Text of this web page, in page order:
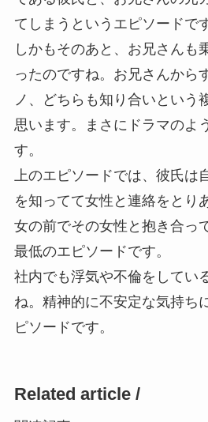
てしまうというエピソードで
しかもそのあと、お兄さんも
ったのですね。お兄さんから
ノ、どちらも知り合いという
思います。まさにドラマのよ
す。
上のエピソードでは、彼氏は
を知ってて女性と連絡をとり
女の前でその女性と抱き合っ
最低のエピソードです。
社内でも浮気や不倫をしてい
ね。精神的に不安定な気持ち
ピソードです。
Related article /